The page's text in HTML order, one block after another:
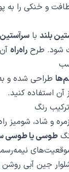
و خنکی را
بلند با
شود. طرح راه‌راه
طراحی شده و
آن استفاده کنید.
رنگ
و شاد، شومیز
طوسی یا طوسی
جین آبی